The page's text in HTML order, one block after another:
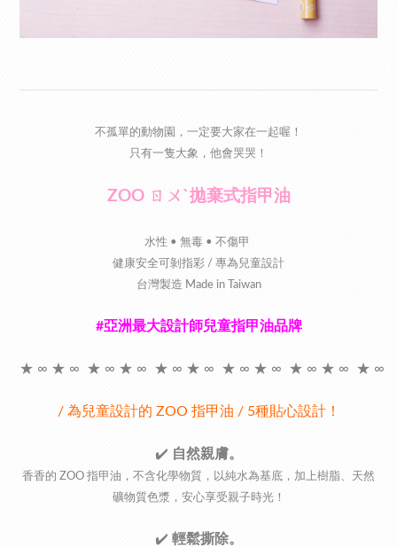
不孤單的動物園，一定要大家在一起喔！
只有一隻大象，他會哭哭！
ZOO ㄖㄨˋ拋棄式指甲油
水性 • 無毒 • 不傷甲
健康安全可剝指彩 / 專為兒童設計
台灣製造 Made in Taiwan
#亞洲最大設計師兒童指甲油品牌
★ ∞ ★ ∞ ★ ∞ ★ ∞ ★ ∞ ★ ∞ ★ ∞ ★ ∞ ★ ∞ ★ ∞ ★ ∞
/ 為兒童設計的 ZOO 指甲油 / 5種貼心設計！
✔️ 自然親膚。
香香的 ZOO 指甲油，不含化學物質，以純水為基底，加上樹脂、天然
礦物質色漿，安心享受親子時光！
✔️ 輕鬆撕除。